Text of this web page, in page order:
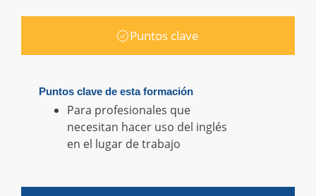
Puntos clave
Puntos clave de esta formación
Para profesionales que
necesitan hacer uso del inglés
en el lugar de trabajo